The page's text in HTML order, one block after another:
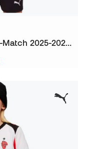
Jersey AC Milan Pre-Match 2025-2026 Niño